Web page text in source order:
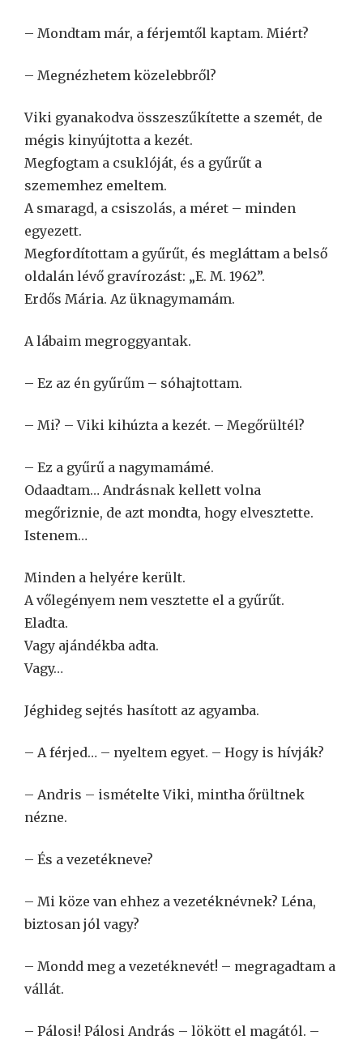
– Mondtam már, a férjemtől kaptam. Miért?
– Megnézhetem közelebbről?
Viki gyanakodva összeszűkítette a szemét, de
mégis kinyújtotta a kezét.
Megfogtam a csuklóját, és a gyűrűt a
szememhez emeltem.
A smaragd, a csiszolás, a méret – minden
egyezett.
Megfordítottam a gyűrűt, és megláttam a belső
oldalán lévő gravírozást: „E. M. 1962”.
Erdős Mária. Az üknagymamám.
A lábaim megroggyantak.
– Ez az én gyűrűm – sóhajtottam.
– Mi? – Viki kihúzta a kezét. – Megőrültél?
– Ez a gyűrű a nagymamámé.
Odaadtam… Andrásnak kellett volna
megőriznie, de azt mondta, hogy elvesztette.
Istenem…
Minden a helyére került.
A vőlegényem nem vesztette el a gyűrűt.
Eladta.
Vagy ajándékba adta.
Vagy…
Jéghideg sejtés hasított az agyamba.
– A férjed… – nyeltem egyet. – Hogy is hívják?
– Andris – ismételte Viki, mintha őrültnek
nézne.
– És a vezetékneve?
– Mi köze van ehhez a vezetéknévnek? Léna,
biztosan jól vagy?
– Mondd meg a vezetéknevét! – megragadtam a
vállát.
– Pálosi! Pálosi András – lökött el magától. –